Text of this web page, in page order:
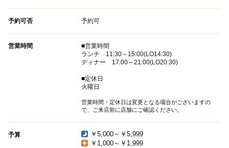
予約可否 予約可
営業時間
■営業時間
ランチ 11:30～15:00(LO14:30)
ディナー 17:00～21:00(LO20:30)
■定休日
火曜日
営業時間・定休日は変更となる場合がございますの
で、ご来店前に店舗にご確認ください。
予算
￥5,000～￥5,999
￥1,000～￥1,999